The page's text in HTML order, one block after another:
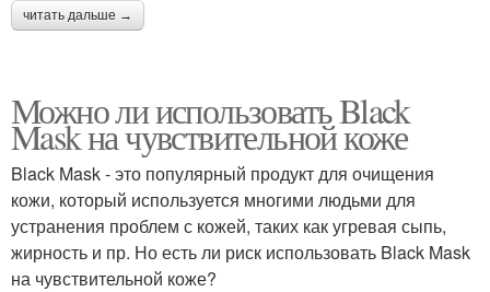
читать дальше →
Можно ли использовать Black
Mask на чувствительной коже
Black Mask - это популярный продукт для очищения
кожи, который используется многими людьми для
устранения проблем с кожей, таких как угревая сыпь,
жирность и пр. Но есть ли риск использовать Black Mask
на чувствительной коже?